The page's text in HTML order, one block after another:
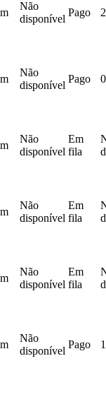
Não
disponível
Pago
Não
disponível
Pago
Não
disponível
Em
fila
Não
disponível
Em
fila
Não
disponível
Em
fila
Não
disponível
Pago